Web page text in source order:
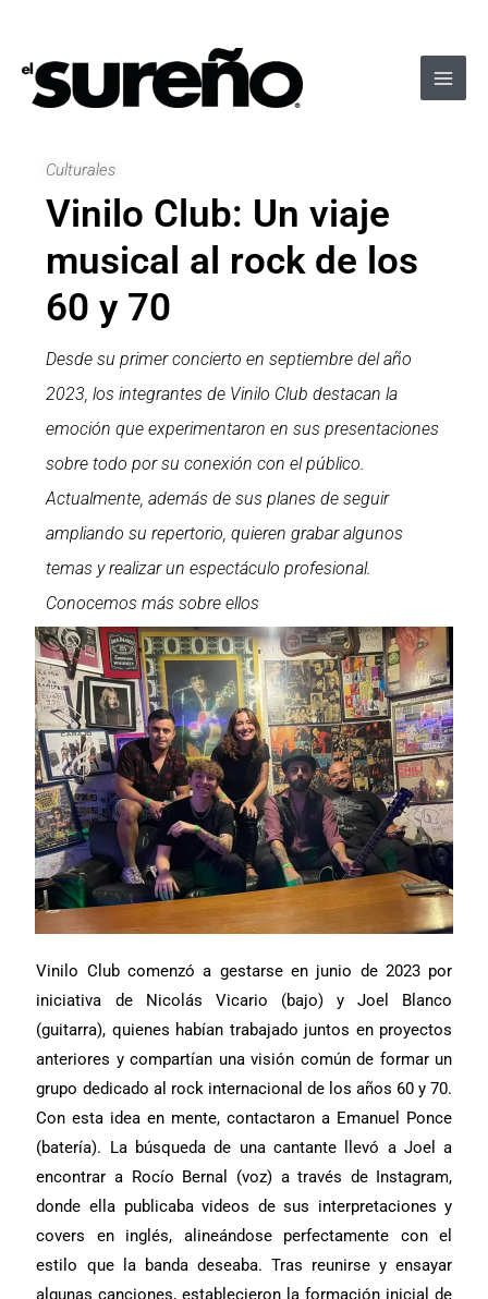
contenido
Culturales
Vinilo Club: Un viaje
musical al rock de los
60 y 70
Desde su primer concierto en septiembre del año
2023, los integrantes de Vinilo Club destacan la
emoción que experimentaron en sus presentaciones
sobre todo por su conexión con el público.
Actualmente, además de sus planes de seguir
ampliando su repertorio, quieren grabar algunos
temas y realizar un espectáculo profesional.
Conocemos más sobre ellos
Vinilo Club comenzó a gestarse en junio de 2023 por
iniciativa de Nicolás Vicario (bajo) y Joel Blanco
(guitarra), quienes habían trabajado juntos en proyectos
anteriores y compartían una visión común de formar un
grupo dedicado al rock internacional de los años 60 y 70.
Con esta idea en mente, contactaron a Emanuel Ponce
(batería). La búsqueda de una cantante llevó a Joel a
encontrar a Rocío Bernal (voz) a través de Instagram,
donde ella publicaba videos de sus interpretaciones y
covers en inglés, alineándose perfectamente con el
estilo que la banda deseaba. Tras reunirse y ensayar
algunas canciones, establecieron la formación inicial de
entradas